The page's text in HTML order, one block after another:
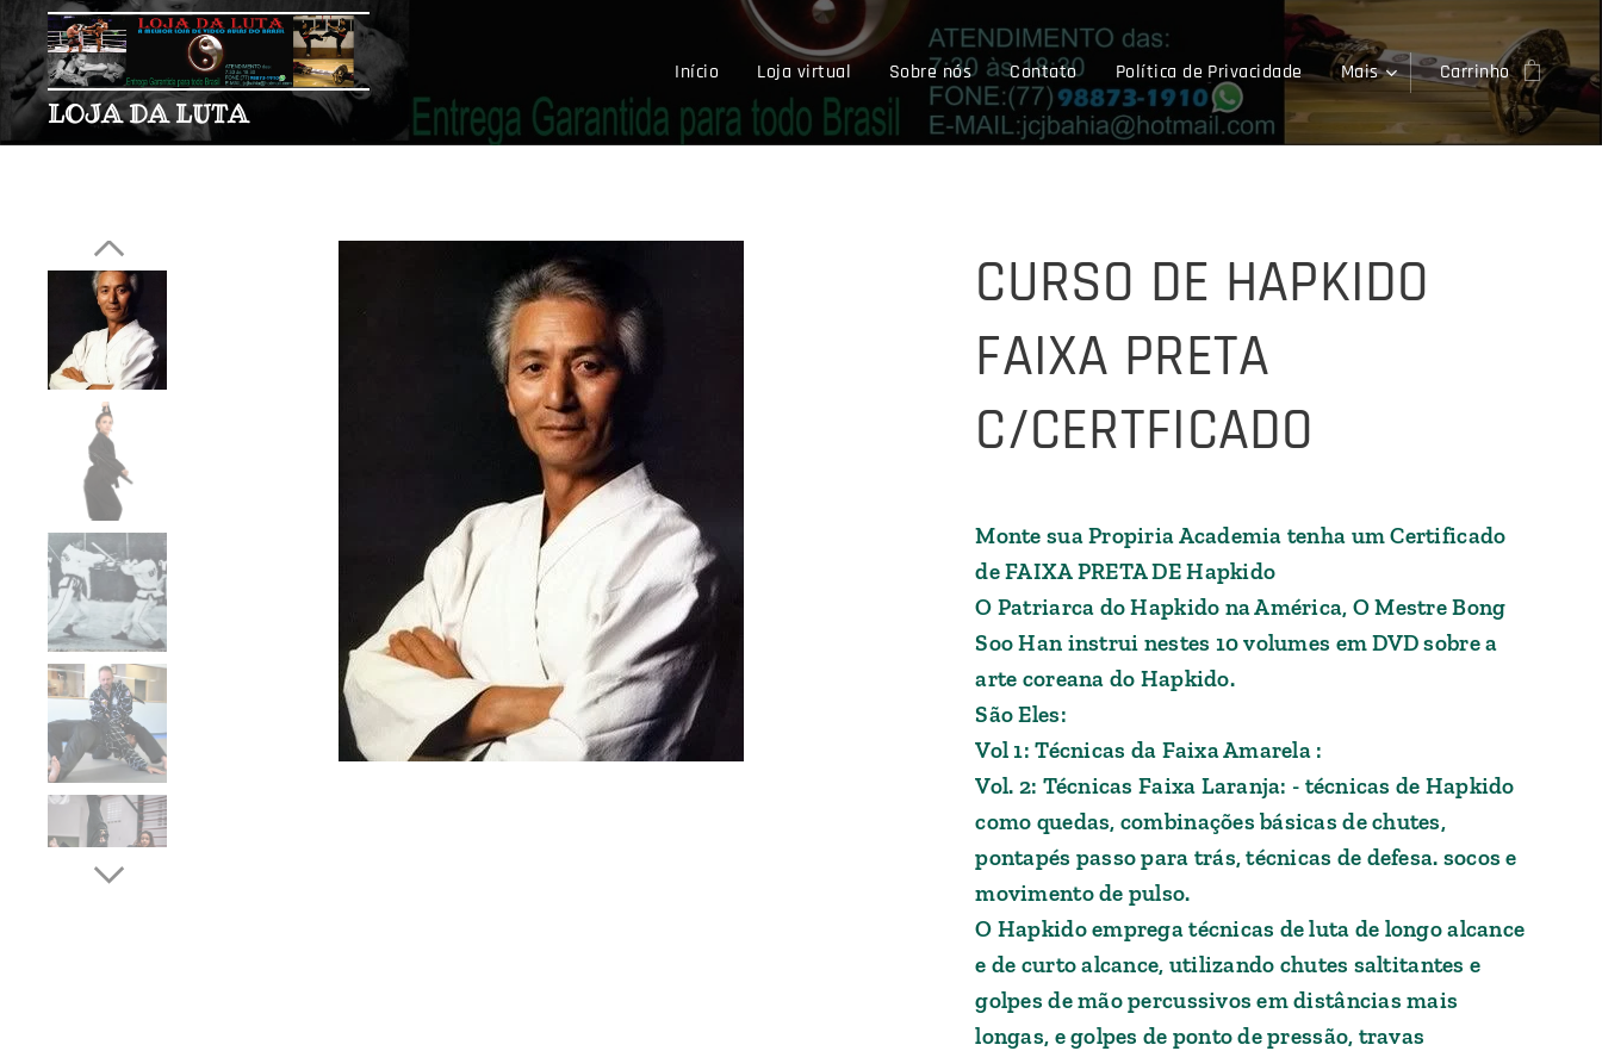
LOJA DA LUTA
Início Loja virtual Sobre nós Contato Política de Privacidade Mais Carrinho
CURSO DE HAPKIDO
FAIXA PRETA
C/CERTFICADO
Monte sua Propiria Academia tenha um Certificado
de FAIXA PRETA DE Hapkido
O Patriarca do Hapkido na América, O Mestre Bong
Soo Han instrui nestes 10 volumes em DVD sobre a
arte coreana do Hapkido.
São Eles:
Vol 1: Técnicas da Faixa Amarela :
Vol. 2: Técnicas Faixa Laranja: - técnicas de Hapkido
como quedas, combinações básicas de chutes,
pontapés passo para trás, técnicas de defesa. socos e
movimento de pulso.
O Hapkido emprega técnicas de luta de longo alcance
e de curto alcance, utilizando chutes saltitantes e
golpes de mão percussivos em distâncias mais
longas, e golpes de ponto de pressão, travas